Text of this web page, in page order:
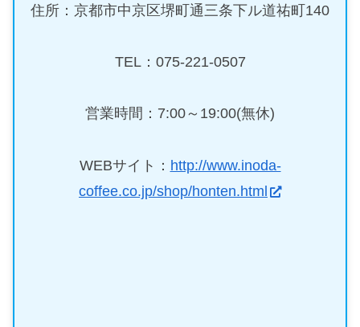
住所：京都市中京区堺町通三条下ル道祐町140
TEL：075-221-0507
営業時間：7:00～19:00(無休)
WEBサイト： http://www.inoda-
coffee.co.jp/shop/honten.html